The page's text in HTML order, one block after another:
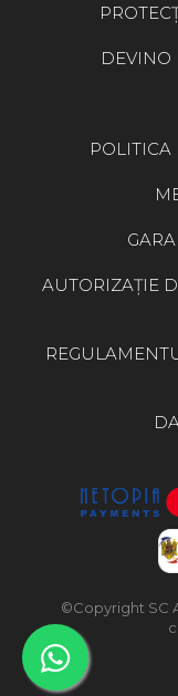
DEVINO
POLITICA
AUTORIZAȚIE
©Copyright SC